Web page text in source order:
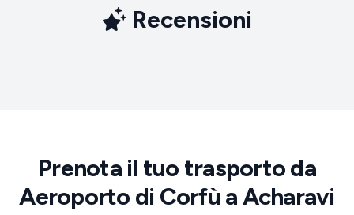
Recensioni
Prenota il tuo trasporto da
Aeroporto di Corfù a Acharavi